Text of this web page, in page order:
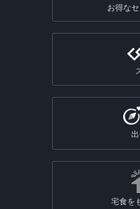
お得な
宅食を